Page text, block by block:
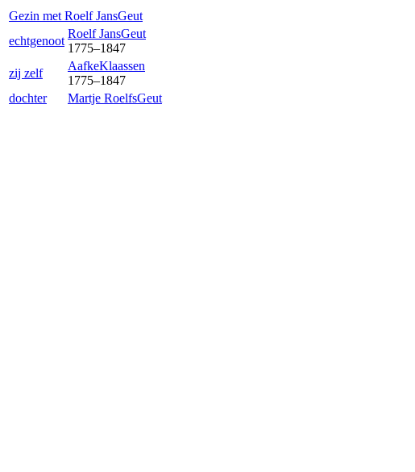
Gezin met Roelf JansGeut
echtgenoot
Roelf JansGeut
1775–1847
zij zelf
AafkeKlaassen
1775–1847
dochter
Martje RoelfsGeut